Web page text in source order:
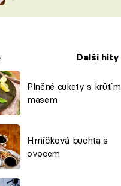
Další hity
Plněné cukety s krůtím
masem
Hrníčková buchta s
ovocem